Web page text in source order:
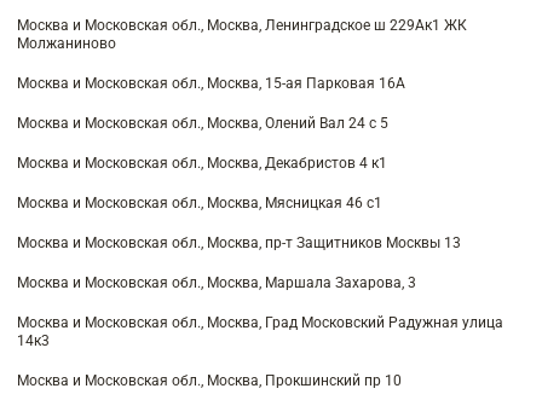
Москва и Московская обл., Москва, Ленинградское ш 229Ак1 ЖК
Молжаниново
Москва и Московская обл., Москва, 15-ая Парковая 16А
Москва и Московская обл., Москва, Олений Вал 24 с 5
Москва и Московская обл., Москва, Декабристов 4 к1
Москва и Московская обл., Москва, Мясницкая 46 с1
Москва и Московская обл., Москва, пр-т Защитников Москвы 13
Москва и Московская обл., Москва, Маршала Захарова, 3
Москва и Московская обл., Москва, Град Московский Радужная улица
14к3
Москва и Московская обл., Москва, Прокшинский пр 10